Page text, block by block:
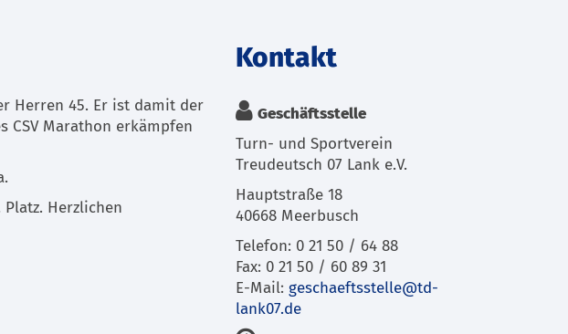
Herren 45. Er ist damit der
CSV Marathon erkämpfen
Herzlichen
Kontakt
Geschäftsstelle
Turn- und Sportverein
Treudeutsch 07 Lank e.V.
Hauptstraße 18
40668 Meerbusch
Telefon: 0 21 50 / 64 88
Fax: 0 21 50 / 60 89 31
E-Mail: geschaeftsstelle@td-
lank07.de